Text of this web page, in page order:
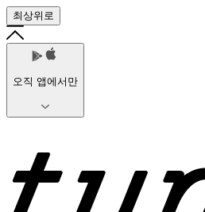
최상위로
오직 앱에서만